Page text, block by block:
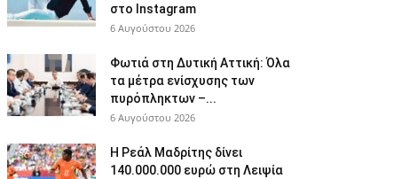
στο Instagram
6 Αυγούστου 2026
Φωτιά στη Δυτική Αττική: Όλα
τα μέτρα ενίσχυσης των
πυρόπληκτων –...
6 Αυγούστου 2026
Η Ρεάλ Μαδρίτης δίνει
140.000.000 ευρώ στη Λειψία